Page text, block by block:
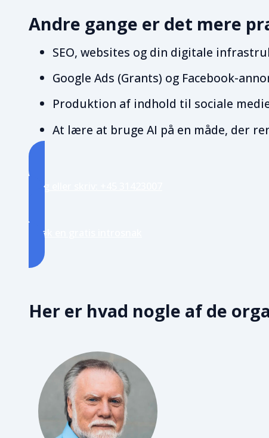
Andre gange er det mere
SEO, websites og din digitale
Google Ads (Grants) og Facebook-
Produktion af indhold til sociale
At lære at bruge AI på en måde, der
Ring eller skriv: +45 31423007
Book en gratis introsnak
Her er hvad nogle af de